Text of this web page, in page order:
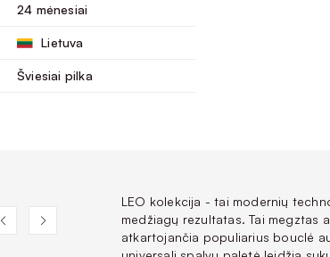
24 mėnesiai
Lietuva
Šviesiai pilka
LEO kolekcija - tai modernių
medžiagų rezultatas. Tai megztas
atkartojančia populiarius bouclé